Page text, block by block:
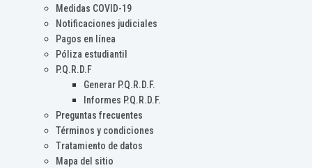
Medidas COVID-19
Notificaciones judiciales
Pagos en línea
Póliza estudiantil
P.Q.R.D.F
Generar P.Q.R.D.F.
Informes P.Q.R.D.F.
Preguntas frecuentes
Términos y condiciones
Tratamiento de datos
Mapa del sitio